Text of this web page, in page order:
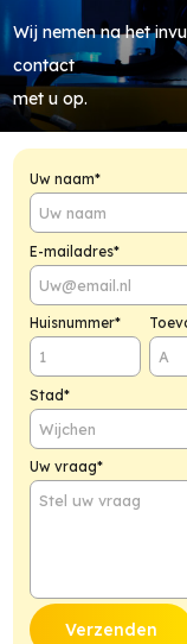
Wij nemen na het
contact
met u op.
Uw naam*
E-mailadres*
Huisnummer*
Stad*
Uw vraag*